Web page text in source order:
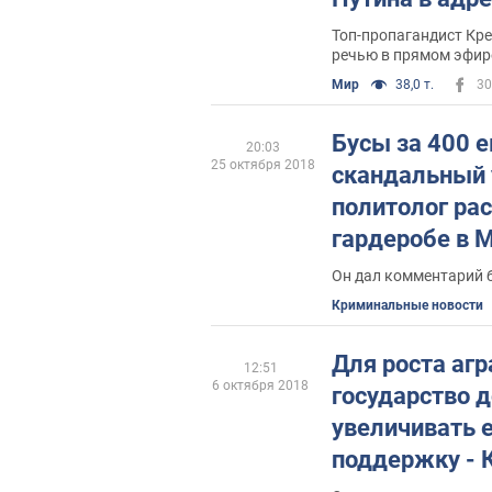
Топ-пропагандист
речью в прямом
Мир 38,0 т. 30
Бусы за 400
скандальный
политолог
гардеробе в
Он дал комментарий
Криминальные новости
20:03
25 октября 2018
Для роста
государство
увеличивать
поддержку -
12:51
6 октября 2018